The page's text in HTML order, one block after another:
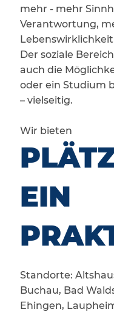
mehr - mehr
Verantwortung,
Der soziale
auch die
oder ein Studium
– vielseitig.
Wir bieten
EIN
Standorte:
Buchau, Bad
Ehingen,